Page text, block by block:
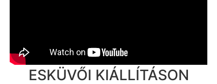
ESKÜVŐI KIÁLLÍTÁSON